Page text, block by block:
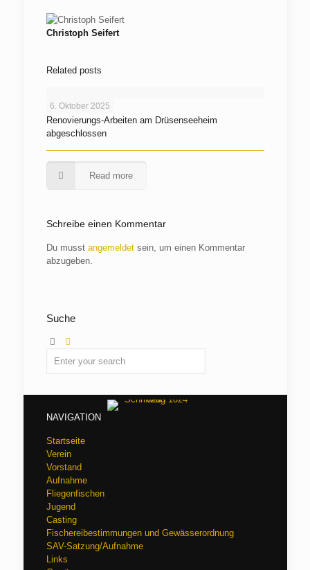
Christoph Seifert
Related posts
6. Oktober 2025
Renovierungs-Arbeiten am Drüsenseeheim
abgeschlossen
Read more
Schreibe einen Kommentar
Du musst angemeldetsein, um einen Kommentar
abzugeben.
Suche
NAVIGATION
Startseite
Verein
Vorstand
Aufnahme
Fliegenfischen
Jugend
Casting
Fischereibestimmungen und Gewässerordnung
SAV-Satzung/Aufnahme
Links